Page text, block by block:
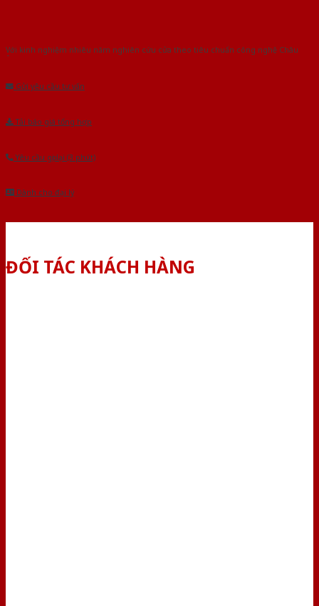
Với kinh nghiệm nhiêu năm nghiên cứu cửa theo tiêu chuẩn công nghệ Châu
Âu.Chúng tôi tự tin là nhà sản xuất & cung cấp hàng đầu tại Việt Nam!
Gửi yêu cầu tư vấn
Tải báo giá tổng hợp
Yêu cầu gọi lại (3 phút)
Dành cho đại lý
ĐỐI TÁC KHÁCH HÀNG